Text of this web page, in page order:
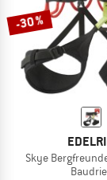
-30 %
Skye